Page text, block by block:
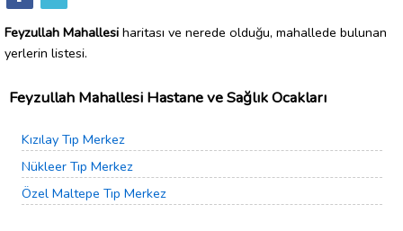
Feyzullah Mahallesi haritası ve nerede olduğu, mahallede bulunan
yerlerin listesi.
Feyzullah Mahallesi Hastane ve Sağlık Ocakları
Kızılay Tıp Merkez
Nükleer Tıp Merkez
Özel Maltepe Tıp Merkez